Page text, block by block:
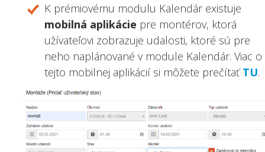
K prémiovému modulu Kalendár existuje
mobilná aplikácie pre montérov, ktorá
užívateľovi zobrazuje udalosti, ktoré sú pre
neho naplánované v module Kalendár. Viac o
tejto mobilnej aplikácií si môžete prečítaťTU.